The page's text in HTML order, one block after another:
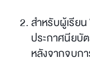
สำหรับผู้เรีย
ประกาศนียบั
หลังจากจบก